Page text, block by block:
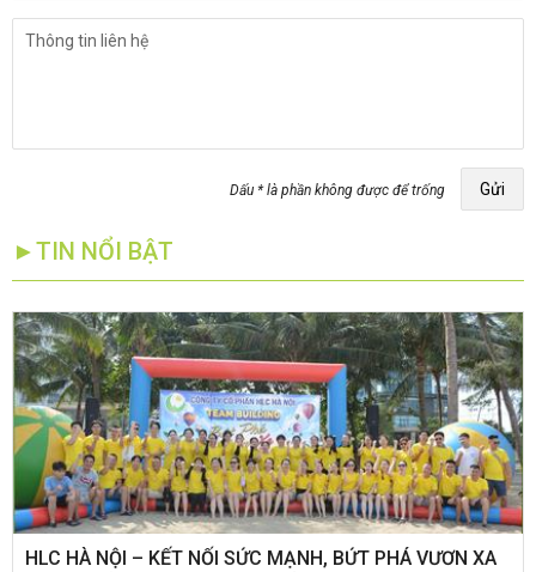
Dấu * là phần không được để trống Gửi
►TIN NỔI BẬT
HLC HÀ NỘI – KẾT NỐI SỨC MẠNH, BỨT PHÁ VƯƠN XA